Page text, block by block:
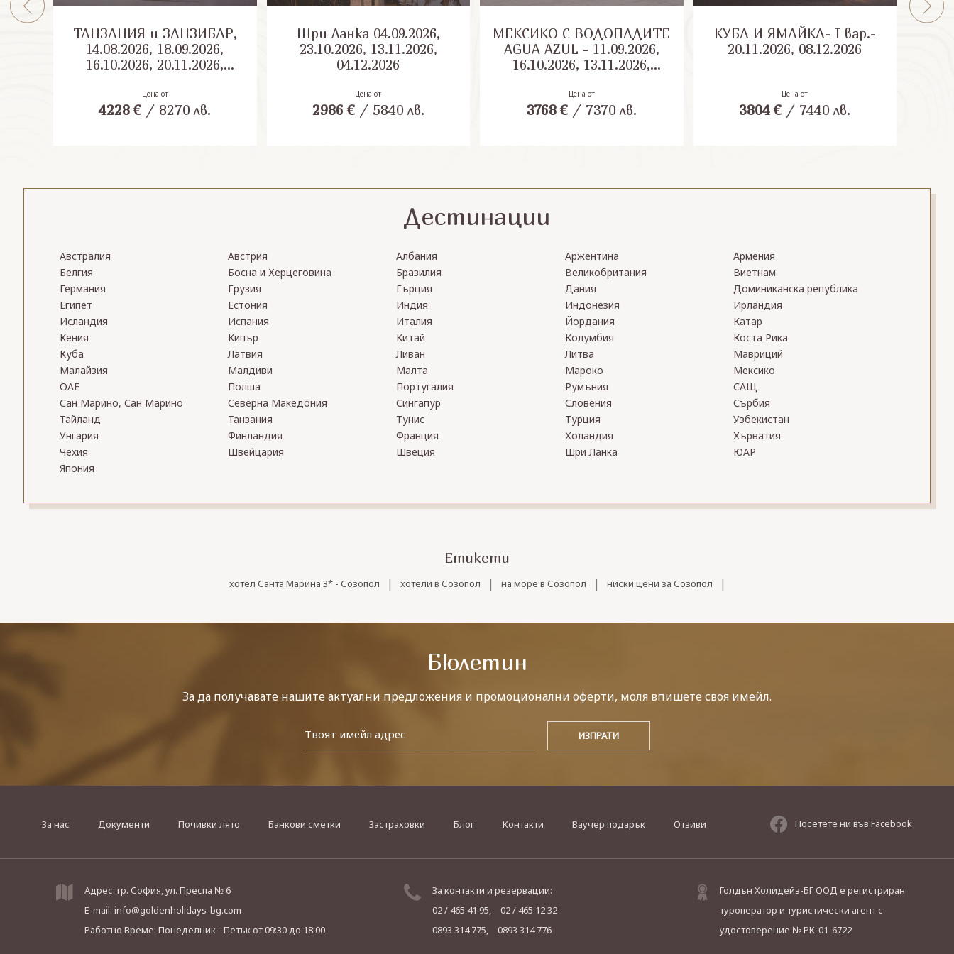
ТАНЗАНИЯ и ЗАНЗИБАР,
14.08.2026, 18.09.2026,
16.10.2026, 20.11.2026,
Цена от
4228 € / 8270 лв.
Шри Ланка 04.09.2026,
23.10.2026, 13.11.2026,
04.12.2026
Цена от
2986 €/ 5840 лв.
МЕКСИКО С ВОДОПАДИТЕ
AGUA AZUL - 11.09.2026,
16.10.2026, 13.11.2026,
30.04.2027, 10.09.2027,
08.10.2027, 12.11.2027
Цена от
3768 €/ 7370 лв.
КУБА И ЯМАЙКА- I вар.-
20.11.2026, 08.12.2026
Цена от
3804 € / 7440 лв.
Дестинации
Австралия Австрия Албания Аржентина
Армения
Белгия
Босна и Херцеговина Бразилия Великобритания
Виетнам
Германия
Грузия Гърция Дания
Доминиканска република
Египет
Естония Индия Индонезия
Ирландия
Исландия
Испания Италия Йордания
Катар
Кения
Кипър Китай Колумбия
Коста Рика
Куба
Латвия Ливан Литва
Мавриций
Малайзия
Малдиви Малта Мароко
Мексико
ОАЕ
Полша Португалия Румъния
САЩ
Сан Марино, Сан Марино
Северна Македония Сингапур Словения
Сърбия
Тайланд
Танзания Тунис Турция
Узбекистан
Унгария
Финландия Франция Холандия
Хърватия
Чехия
Швейцария Швеция Шри Ланка
ЮАР
Япония
Етикети
хотел Санта Марина 3* - Созопол | хотели в Созопол | на море в Созопол | ниски цени за Созопол |
Бюлетин
За да получавате нашите актуални предложения и промоционални оферти, моля впишете своя имейл.
За нас Документи Почивки лято Банкови сметки Застраховки Блог Контакти Ваучер подарък Отзиви Посетете ни във Facebook
Адрес: гр. София, ул. Преспа № 6
E-mail: info@goldenholidays-bg.com
Работно Време: Понеделник - Петъкот 09:30 до 18:00
За контакти и резервации:
02 / 465 41 95,
02 / 465 12 32
0893 314 775,
0893 314 776
Голдън Холидейз-БГ ООД е регистриран
туроператор и туристически агент с
удостоверение № РК-01-6722